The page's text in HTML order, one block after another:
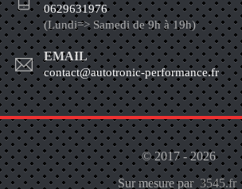
0629631976
(Lundi=> Samedi de 9h à 19h)
EMAIL
contact@autotronic-performance.fr
© 2017 - 2026
Sur mesure par 3545.fr